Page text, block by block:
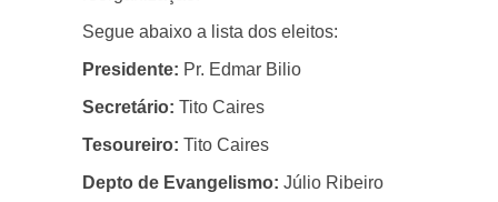
Segue abaixo a lista dos eleitos:
Presidente: Pr. Edmar Bilio
Secretário: Tito Caires
Tesoureiro: Tito Caires
Depto de Evangelismo: Júlio Ribeiro